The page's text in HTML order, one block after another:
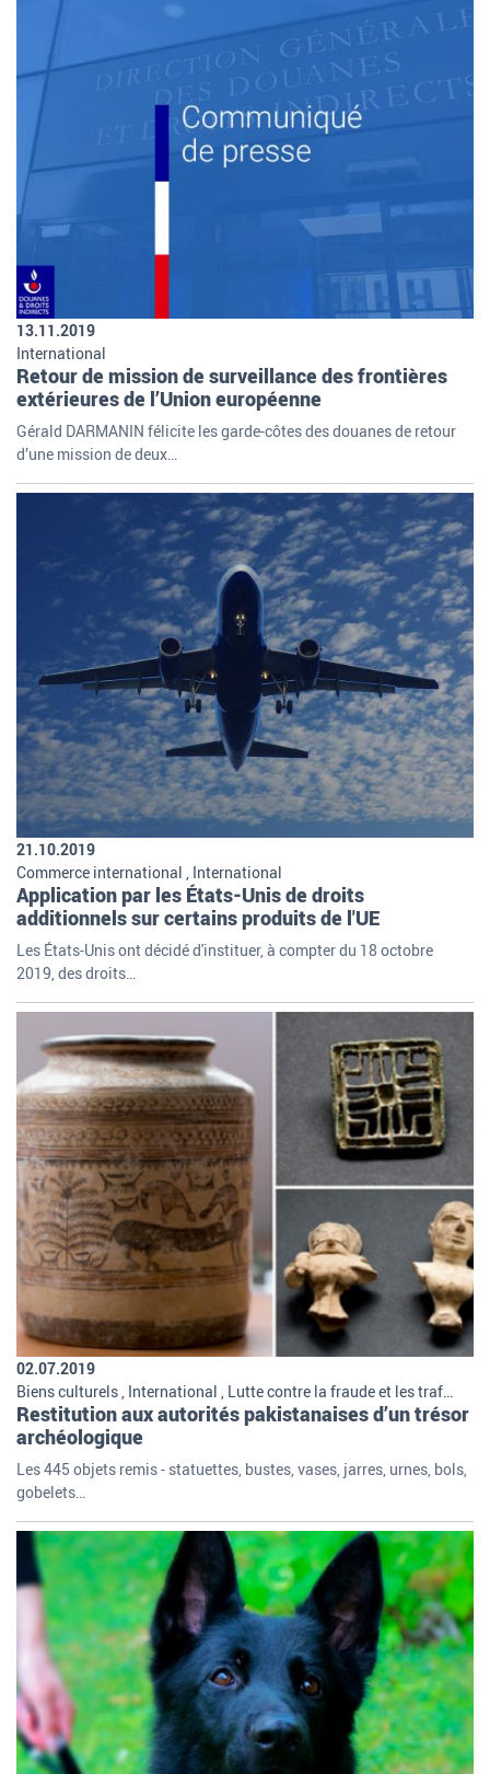
13.11.2019
International
Retour de mission de surveillance des frontières
extérieures de l’Union européenne
Gérald DARMANIN félicite les garde-côtes des douanes de retour
d’une mission de deux…
21.10.2019
Commerce international , International
Application par les États-Unis de droits
additionnels sur certains produits de l'UE
Les États-Unis ont décidé d'instituer, à compter du 18 octobre
2019, des droits…
02.07.2019
Restitution aux autorités pakistanaises d’un trésor
archéologique
Les 445 objets remis - statuettes, bustes, vases, jarres, urnes, bols,
gobelets…